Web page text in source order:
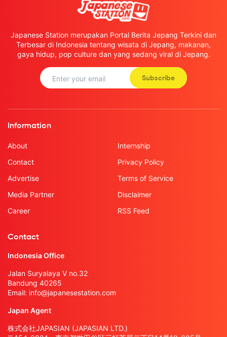
Japanese Station merupakan Portal Berita Jepang Terkini dan
Terbesar di Indonesia tentang wisata di Jepang, makanan,
gaya hidup, pop culture dan yang sedang viral di Jepang.
Subscribe
Information
About
Contact
Advertise
Media Partner
Career
Internship
Privacy Policy
Terms of Service
Disclaimer
RSS Feed
Contact
Indonesia Office
Jalan Suryalaya V no.32
Bandung 40265
Email: info@japanesestation.com
Japan Agent
株式会社JAPASIAN (JAPASIAN LTD.)